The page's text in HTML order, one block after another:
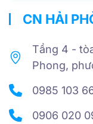
CN HẢI
Tầng 4 -
Phong,
0985 103
0906 020